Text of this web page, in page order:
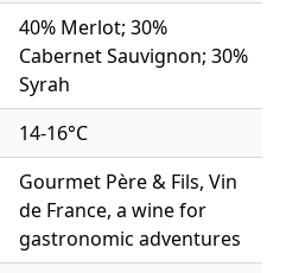
40% Merlot; 30%
Cabernet Sauvignon; 30%
Syrah
14-16°C
Gourmet Père & Fils, Vin
de France, a wine for
gastronomic adventures